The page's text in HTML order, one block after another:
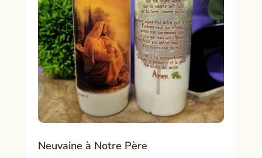
Neuvaine à Notre Père